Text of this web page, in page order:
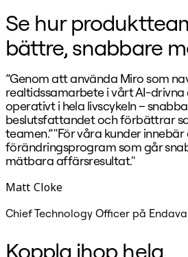
Se hur
bättre, snabbare
”Genom att använda Miro som
realtidssamarbete i vårt AI-drivna
operativt i hela livscykeln –
beslutsfattandet och förbättrar
teamen.” "För våra kunder
förändringsprogram som går
mätbara affärsresultat."
Matt Cloke
Chief Technology Officer på Endava
Koppla ihop hela